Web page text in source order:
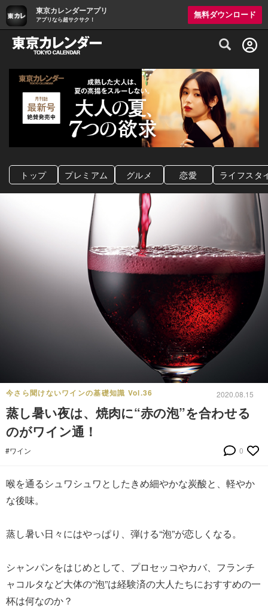
東京カレンダーアプリ
アプリなら超サクサク！
無料ダウンロード
グルメ情報・プレミアムレストラン予約
トップ プレミアム グルメ 恋愛 ライフスタ
今さら聞けないワインの基礎知識 Vol.36 2020.08.15
蒸し暑い夜は、焼肉に“赤の泡”を合わせる
のがワイン通！
#ワイン 0
喉を通るシュワシュワとしたきめ細やかな炭酸と、軽やか
な後味。
蒸し暑い日々にはやっぱり、弾ける“泡”が恋しくなる。
シャンパンをはじめとして、プロセッコやカバ、フランチ
ャコルタなど大体の“泡”は経験済の大人たちにおすすめの一
杯は何なのか？